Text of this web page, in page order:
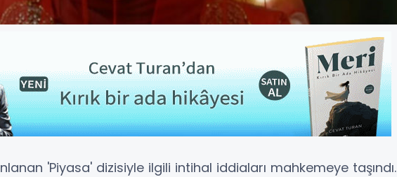
'Piyasa' dizisiyle ilgili intihal iddiaları mahkemeye taşındı.